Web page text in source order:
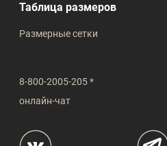
8-800-2005-205 *
онлайн-чат
Таблица размеров
Размерные сетки